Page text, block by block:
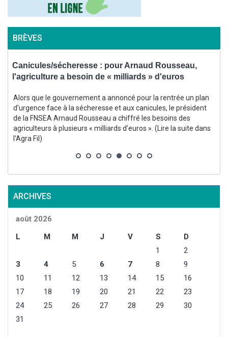
BRÈVES
Canicules/sécheresse : pour Arnaud Rousseau,
l'agriculture a besoin de « milliards » d'euros
Alors que le gouvernement a annoncé pour la rentrée un plan
d’urgence face à la sécheresse et aux canicules, le président
de la FNSEA Arnaud Rousseau a chiffré les besoins des
agriculteurs à plusieurs « milliards d’euros ». (Lire la suite dans
l'Agra Fil)
ARCHIVES
août 2026
L
M M J V S
D
1
2
3
4 5 6 7 8
9
10
11 12 13 14 15
16
17
18 19 20 21 22
23
24
25 26 27 28 29
30
31